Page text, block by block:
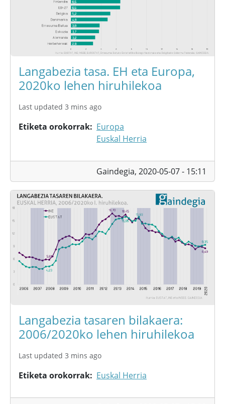
Langabezia tasa. EH eta Europa,
2020ko lehen hiruhilekoa
Last updated 3 mins ago
Etiketa orokorrak
Europa
Euskal Herria
Gaindegia, 2020-05-07 - 15:11
Langabezia tasaren bilakaera:
2006/2020ko lehen hiruhilekoa
Last updated 3 mins ago
Etiketa orokorrak Euskal Herria